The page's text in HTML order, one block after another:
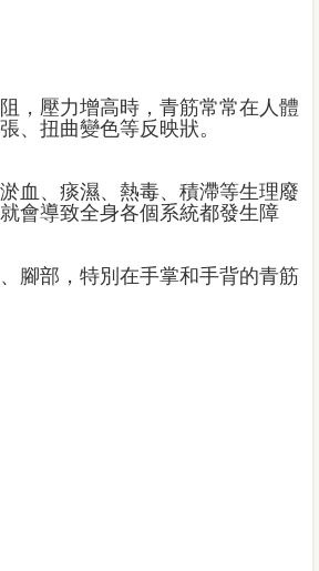
，壓力增高時，青筋常常在人體
、扭曲變色等反映狀。
血、痰濕、熱毒、積滯等生理廢
會導致全身各個系統都發生障
腳部，特別在手掌和手背的青筋